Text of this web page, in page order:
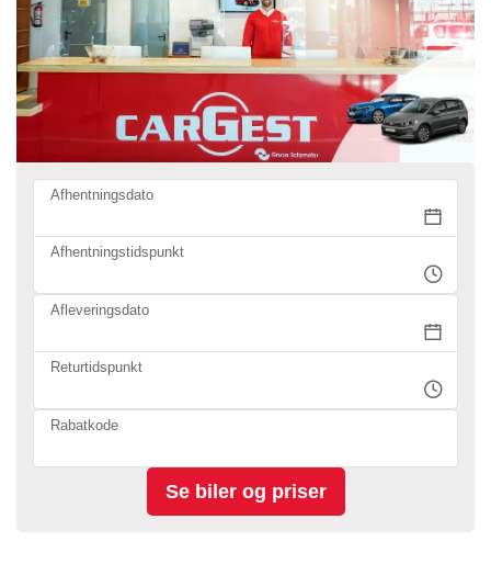
Afhentningsdato
Afhentningstidspunkt
Afleveringsdato
Returtidspunkt
Rabatkode